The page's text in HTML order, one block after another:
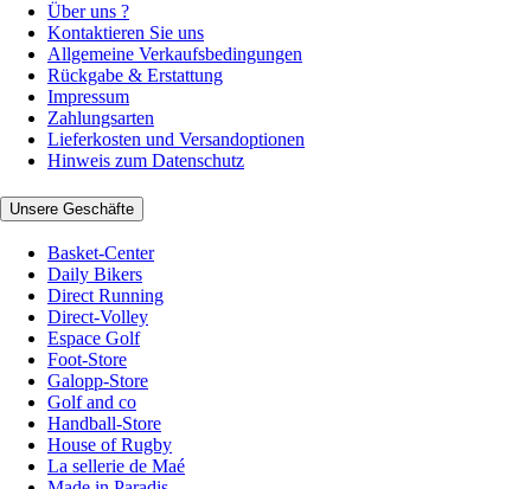
Über uns ?
Kontaktieren Sie uns
Allgemeine Verkaufsbedingungen
Rückgabe & Erstattung
Impressum
Zahlungsarten
Lieferkosten und Versandoptionen
Hinweis zum Datenschutz
Unsere Geschäfte
Basket-Center
Daily Bikers
Direct Running
Direct-Volley
Espace Golf
Foot-Store
Galopp-Store
Golf and co
Handball-Store
House of Rugby
La sellerie de Maé